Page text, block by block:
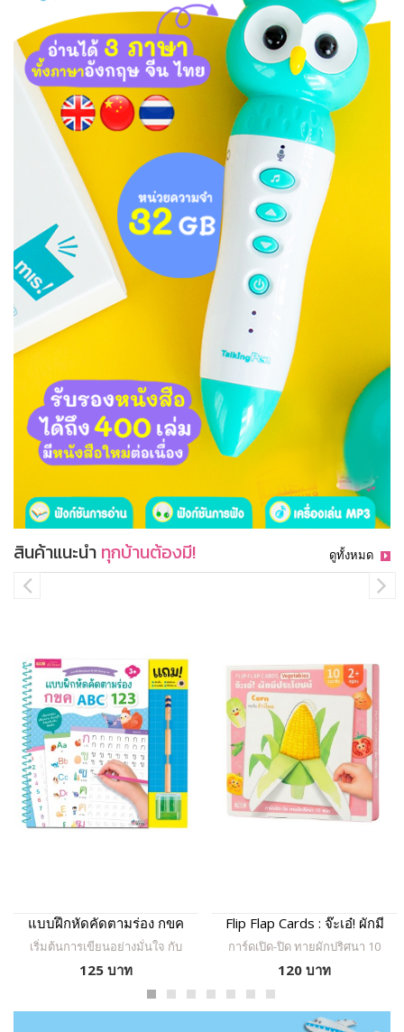
สินค้าแนะนำ ทุกบ้านต้องมี! ดูทั้งหมด
แบบฝึกหัดคัดตามร่อง กขค
ABC 123
เริ่มต้นการเขียนอย่างมั่นใจ กับ
หนู! ให้เจ้าตัวน้อยได้ฝึกคัด
พยัญชนะไทย ภาษาอังกฤษ และ
ตัวเลข ผ่านร่องเส้นชัดเจน พร้อม
125 บาท
Flip Flap Cards : จ๊ะเอ๋! ผักมี
ประโยชน์
การ์ดเปิด-ปิด ทายผักปริศนา 10
อย่างแม่นยำ เรียนรู้ เปิดดู ทาย
120 บาท